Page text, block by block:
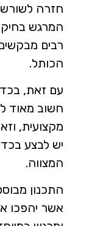
חזרה
המרגש
רבים
הכותל.
עם זאת,
חשוב מאוד
מקצועית,
יש לבצע
המצווה.
התכנון
אשר יהפכו